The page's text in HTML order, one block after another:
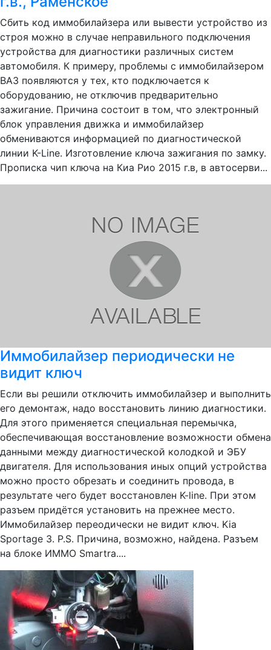
Сбить код иммобилайзера или вывести устройство из
строя можно в случае неправильного подключения
устройства для диагностики различных систем
автомобиля. К примеру, проблемы с иммобилайзером
ВАЗ появляются у тех, кто подключается к
оборудованию, не отключив предварительно
зажигание. Причина состоит в том, что электронный
блок управления движка и иммобилайзер
обмениваются информацией по диагностической
линии K-Line. Изготовление ключа зажигания по замку.
Прописка чип ключа на Киа Рио 2015 г.в, в автосерви...
Иммобилайзер периодически не
видит ключ
Если вы решили отключить иммобилайзер и выполнить
его демонтаж, надо восстановить линию диагностики.
Для этого применяется специальная перемычка,
обеспечивающая восстановление возможности обмена
данными между диагностической колодкой и ЭБУ
двигателя. Для использования иных опций устройства
можно просто обрезать и соединить провода, в
результате чего будет восстановлен K-line. При этом
разъем придётся установить на прежнее место.
Иммобилайзер переодически не видит ключ. Kia
Sportage 3. P.S. Причина, возможно, найдена. Разъем
на блоке ИММО Smartra....